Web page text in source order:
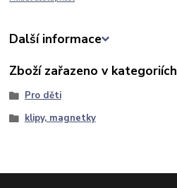
Další informace
Zboží zařazeno v kategoriích
Pro děti
klipy, magnetky